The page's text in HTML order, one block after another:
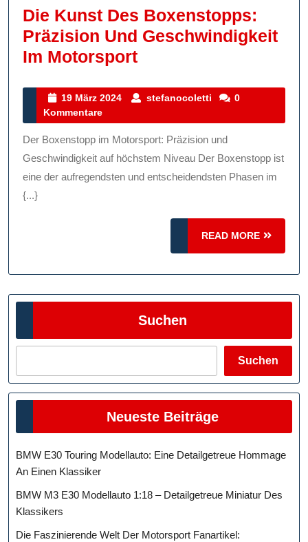
Die Kunst Des Boxenstopps:
Präzision Und Geschwindigkeit
Im MotorsportDie
Des
Präzision
Und
Geschwindigkeit
Motorsport
19 März 2024
19
2024
stefanocoletti stefanocoletti
0
Kommentare
Der Boxenstopp im Motorsport: Präzision und
Geschwindigkeit auf höchstem Niveau Der Boxenstopp ist
eine der aufregendsten und entscheidendsten Phasen im
{...}
READ MORE
READ
MORE
Suchen
Suchen
Neueste Beiträge
BMW E30 Touring Modellauto: Eine Detailgetreue Hommage
An Einen Klassiker
BMW M3 E30 Modellauto 1:18 – Detailgetreue Miniatur Des
Klassikers
Die Faszinierende Welt Der Motorsport Fanartikel: